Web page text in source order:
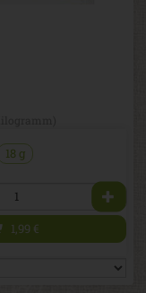
18 g
1,99 €